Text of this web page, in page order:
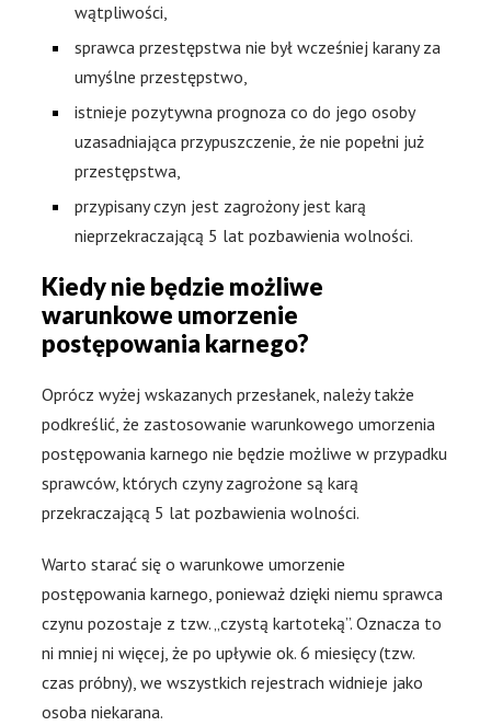
wątpliwości,
sprawca przestępstwa nie był wcześniej karany za
umyślne przestępstwo,
istnieje pozytywna prognoza co do jego osoby
uzasadniająca przypuszczenie, że nie popełni już
przestępstwa,
przypisany czyn jest zagrożony jest karą
nieprzekraczającą 5 lat pozbawienia wolności.
Kiedy nie będzie możliwe
warunkowe umorzenie
postępowania karnego?
Oprócz wyżej wskazanych przesłanek, należy także
podkreślić, że zastosowanie warunkowego umorzenia
postępowania karnego nie będzie możliwe w przypadku
sprawców, których czyny zagrożone są karą
przekraczającą 5 lat pozbawienia wolności.
Warto starać się o warunkowe umorzenie
postępowania karnego, ponieważ dzięki niemu sprawca
czynu pozostaje z tzw. „czystą kartoteką”. Oznacza to
ni mniej ni więcej, że po upływie ok. 6 miesięcy (tzw.
czas próbny), we wszystkich rejestrach widnieje jako
osoba niekarana.